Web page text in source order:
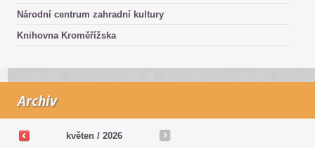
Národní centrum zahradní kultury
Knihovna Kroměřížska
Archiv
květen / 2026